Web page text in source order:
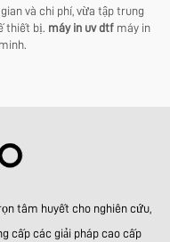
và chi phí, vừa tập trung
thiết bị. máy in uv dtf máy in
tâm huyết cho nghiên cứu,
cấp các giải pháp cao cấp